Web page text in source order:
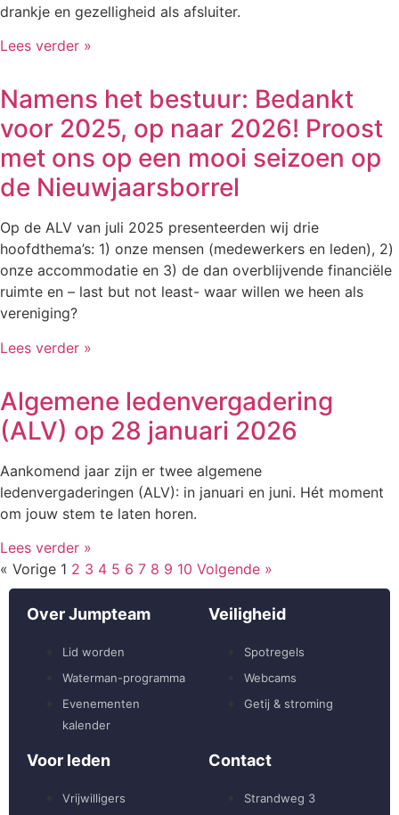
drankje en gezelligheid als afsluiter.
Lees verder »
Namens het bestuur: Bedankt
voor 2025, op naar 2026! Proost
met ons op een mooi seizoen op
de Nieuwjaarsborrel
Op de ALV van juli 2025 presenteerden wij drie
hoofdthema’s: 1) onze mensen (medewerkers en leden), 2)
onze accommodatie en 3) de dan overblijvende financiële
ruimte en – last but not least- waar willen we heen als
vereniging?
Lees verder »
Algemene ledenvergadering
(ALV) op 28 januari 2026
Aankomend jaar zijn er twee algemene
ledenvergaderingen (ALV): in januari en juni. Hét moment
om jouw stem te laten horen.
Lees verder »
« Vorige 1 2 3 4 5 6 7 8 9 10 Volgende »
Over Jumpteam
Lid worden
Waterman-programma
Evenementen
kalender
Veiligheid
Spotregels
Webcams
Getij & stroming
Voor leden
Vrijwilligers
Contact
Strandweg 3